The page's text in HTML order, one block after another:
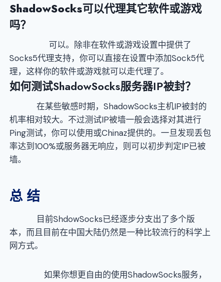
ShadowSocks可以代理其它软件或游戏
吗？
可以。除非在软件或游戏设置中提供了
Socks5代理支持，你可以直接在设置中添加Sock5代
理，这样你的软件或游戏就可以走代理了。
如何测试ShadowSocks服务器IP被封？
在某些敏感时期，ShadowSocks主机IP被封的
机率相对较大。不过测试IP被墙一般会选择对其进行
Ping测试，你可以使用或Chinaz提供的。一旦发现丢包
率达到100%或服务器无响应，则可以初步判定IP已被
墙。
总 结
目前ShdowSocks已经逐步分支出了多个版
本，而且目前在中国大陆仍然是一种比较流行的科学上
网方式。
如果你想更自由的使用ShadowSocks服务，